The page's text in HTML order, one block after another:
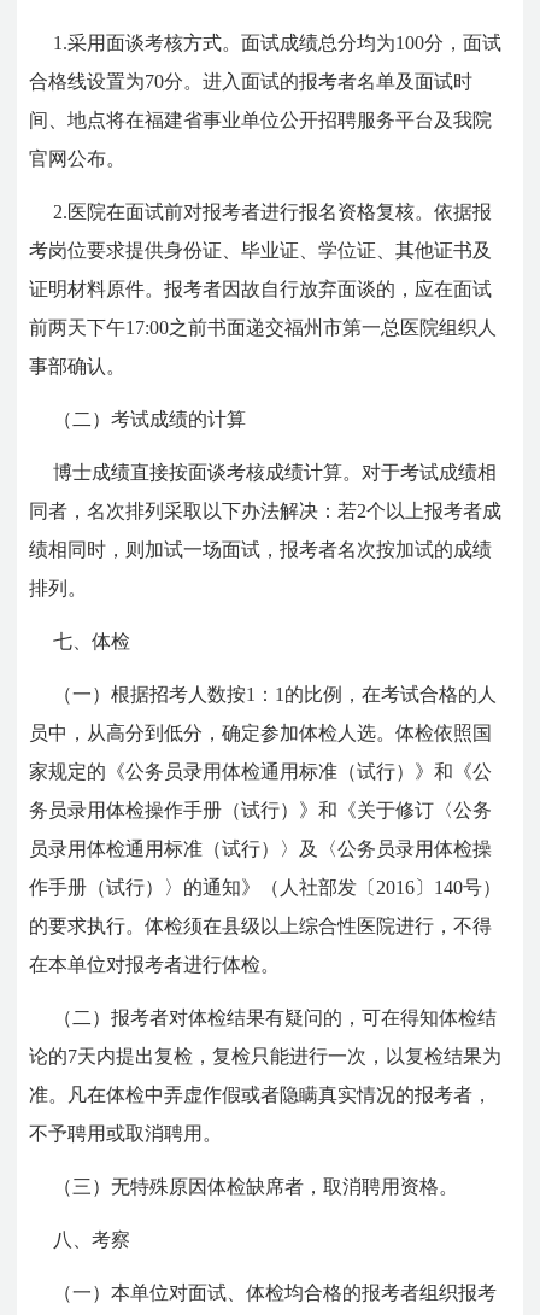
1.采用面谈考核方式。面试成绩总分均为100分，面试
合格线设置为70分。进入面试的报考者名单及面试时
间、地点将在福建省事业单位公开招聘服务平台及我院
官网公布。
2.医院在面试前对报考者进行报名资格复核。依据报
考岗位要求提供身份证、毕业证、学位证、其他证书及
证明材料原件。报考者因故自行放弃面谈的，应在面试
前两天下午17:00之前书面递交福州市第一总医院组织人
事部确认。
（二）考试成绩的计算
博士成绩直接按面谈考核成绩计算。对于考试成绩相
同者，名次排列采取以下办法解决：若2个以上报考者成
绩相同时，则加试一场面试，报考者名次按加试的成绩
排列。
七、体检
（一）根据招考人数按1：1的比例，在考试合格的人
员中，从高分到低分，确定参加体检人选。体检依照国
家规定的《公务员录用体检通用标准（试行）》和《公
务员录用体检操作手册（试行）》和《关于修订〈公务
员录用体检通用标准（试行）〉及〈公务员录用体检操
作手册（试行）〉的通知》（人社部发〔2016〕140号）
的要求执行。体检须在县级以上综合性医院进行，不得
在本单位对报考者进行体检。
（二）报考者对体检结果有疑问的，可在得知体检结
论的7天内提出复检，复检只能进行一次，以复检结果为
准。凡在体检中弄虚作假或者隐瞒真实情况的报考者，
不予聘用或取消聘用。
（三）无特殊原因体检缺席者，取消聘用资格。
八、考察
（一）本单位对面试、体检均合格的报考者组织报考